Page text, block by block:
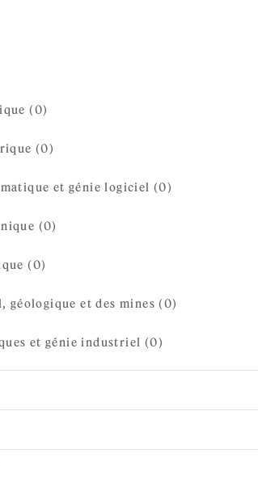
(0)
(0)
et génie logiciel (0)
(0)
(0)
géologique et des mines (0)
et génie industriel (0)